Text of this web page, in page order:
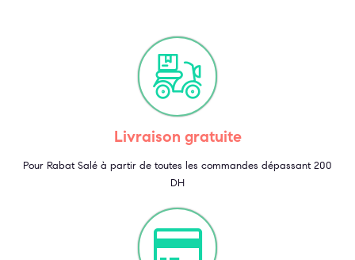
Livraison gratuite
Pour Rabat Salé à partir de toutes les commandes dépassant 200
DH